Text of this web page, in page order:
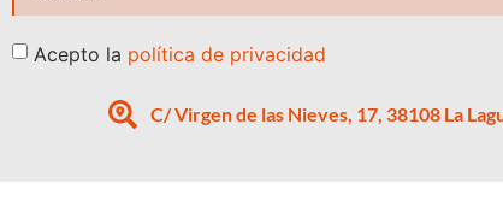
Acepto la política de privacidad
C/ Virgen de las Nieves, 17, 38108 La